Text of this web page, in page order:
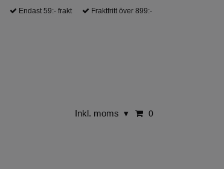
Endast 59:- frakt Fraktfritt över 899:-
Inkl. moms ▾ 0